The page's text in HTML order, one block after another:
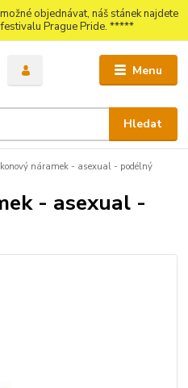
objednávat, náš stánek najdete
Prague Pride. *****
Menu
Hledat
náramek - asexual - podélný
- asexual -